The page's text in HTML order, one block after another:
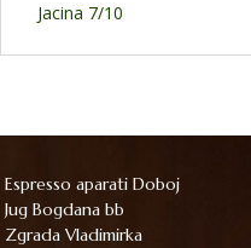
Jacina 7/10
Espresso aparati Doboj
Jug Bogdana bb
Zgrada Vladimirka